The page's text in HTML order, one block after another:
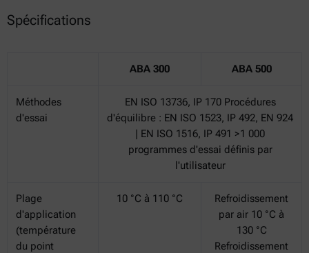
Spécifications
ABA 300 ABA 500
Méthodes
d'essai
EN ISO 13736, IP 170 Procédures
d'équilibre : EN ISO 1523, IP 492, EN 924
| EN ISO 1516, IP 491 >1 000
programmes d'essai définis par
l'utilisateur
Plage
d'application
(température
du point
10 °C à 110 °C
Refroidissement
par air 10 °C à
130 °C
Refroidissement